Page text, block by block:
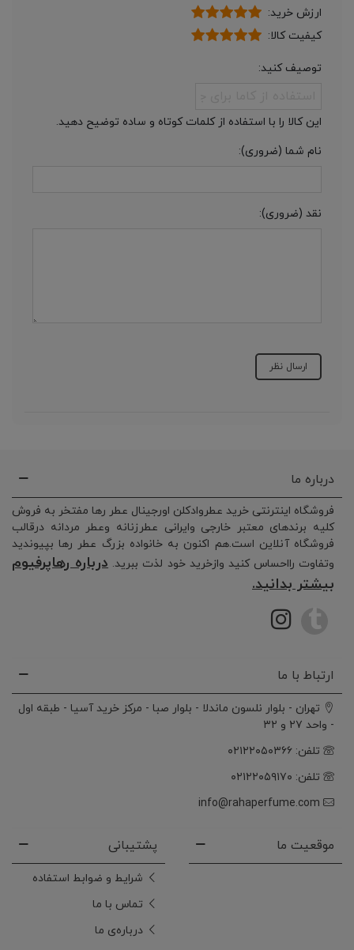
ارزش خرید:
کیفیت کالا:
توصیف کنید:
این کالا را با استفاده از کلمات کوتاه و ساده توضیح دهید.
نام شما (ضروری):
نقد (ضروری):
درباره ما
فروشگاه اینترنتی خرید عطروادکلن اورجینال عطر رها مفتخر به فروش
کلیه برندهای معتبر خارجی وایرانی عطرزنانه وعطر مردانه درقالب
فروشگاه آنلاین است.هم اکنون به خانواده بزرگ عطر رها بپیوندید
وتفاوت رااحساس کنید وازخرید خود لذت ببرید. درباره رهاپرفیوم
بیشتر بدانید.
ارتباط با ما
تهران - بلوار نلسون ماندلا - بلوار صبا - مرکز خرید آسیا - طبقه اول
- واحد ۲۷ و ۳۲
تلفن: ۰۲۱۲۲۰۵۰۳۶۶
تلفن: ۰۲۱۲۲۰۵۹۱۷۰
info@rahaperfume.com
موقعیت ما پشتیبانی
شرایط و ضوابط استفاده
تماس با ما
درباره‌ی ما